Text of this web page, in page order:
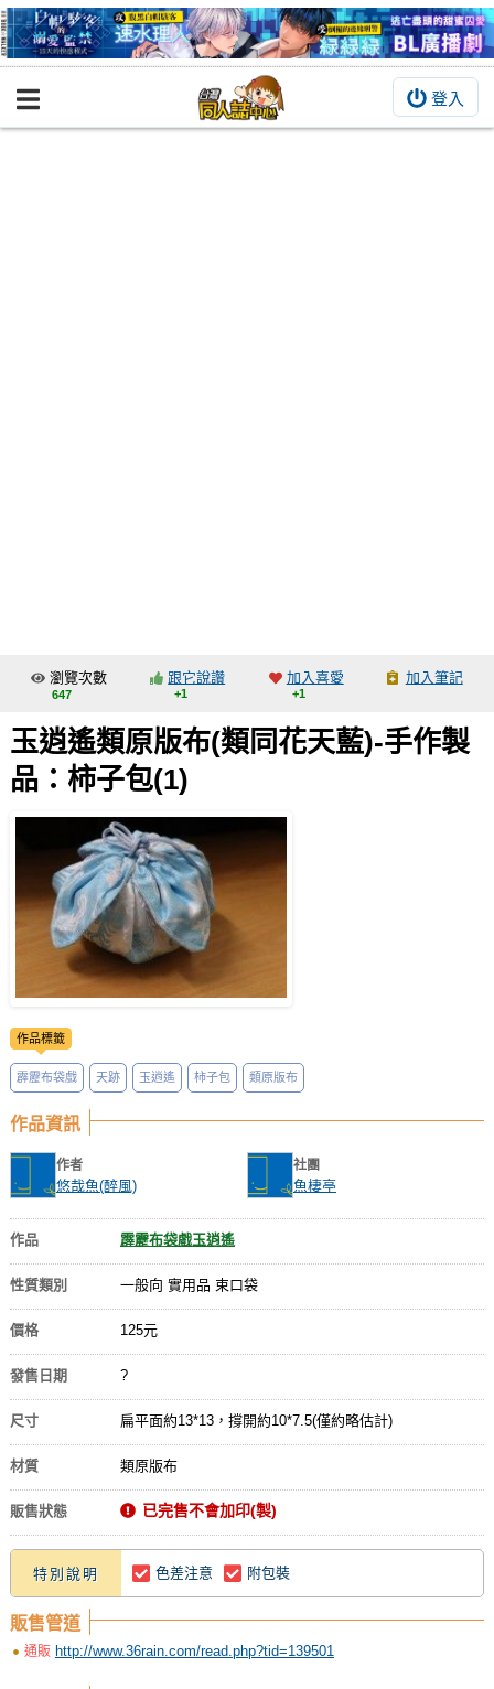
登入
BOOKY書集倉庫
交流中心
攤位轉讓區
會員功能選單
註冊會員
登入
瀏覽次數
647
跟它說讚
+1
加入喜愛
+1
加入筆記
玉逍遙類原版布(類同花天藍)-手作製
品：柿子包(1)
作品標籤
霹靂布袋戲 天跡 玉逍遙 柿子包 類原版布
作品資訊
作者
悠哉魚(醉風)
社團
魚棲亭
作品 霹靂布袋戲玉逍遙
性質類別 一般向 實用品 束口袋
價格 125元
發售日期 ?
尺寸 扁平面約13*13，撐開約10*7.5(僅約略估計)
材質 類原版布
販售狀態 已完售不會加印(製)
特別說明 色差注意 附包裝
販售管道
通販 http://www.36rain.com/read.php?tid=139501